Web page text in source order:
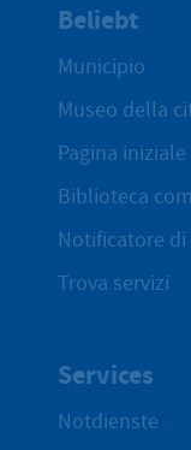
Beliebt
Municipio
Museo della
Pagina iniziale
Biblioteca
Notificatore
Trova servizi
Services
Notdienste